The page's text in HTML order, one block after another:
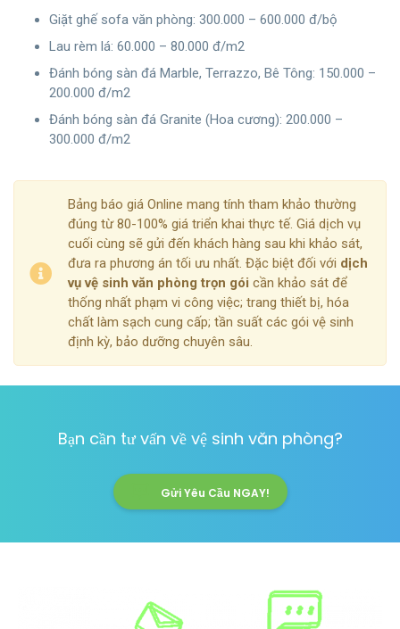
Giặt ghế sofa văn phòng: 300.000 – 600.000 đ/bộ
Lau rèm lá: 60.000 – 80.000 đ/m2
Đánh bóng sàn đá Marble, Terrazzo, Bê Tông: 150.000 –
200.000 đ/m2
Đánh bóng sàn đá Granite (Hoa cương): 200.000 –
300.000 đ/m2
Bảng báo giá Online mang tính tham khảo thường
đúng từ 80-100% giá triển khai thực tế. Giá dịch vụ
cuối cùng sẽ gửi đến khách hàng sau khi khảo sát,
đưa ra phương án tối ưu nhất. Đặc biệt đối với dịch
vụ vệ sinh văn phòng trọn gói cần khảo sát để
thống nhất phạm vi công việc; trang thiết bị, hóa
chất làm sạch cung cấp; tần suất các gói vệ sinh
định kỳ, bảo dưỡng chuyên sâu.
Bạn cần tư vấn về vệ sinh văn phòng?
Gửi Yêu Cầu NGAY!